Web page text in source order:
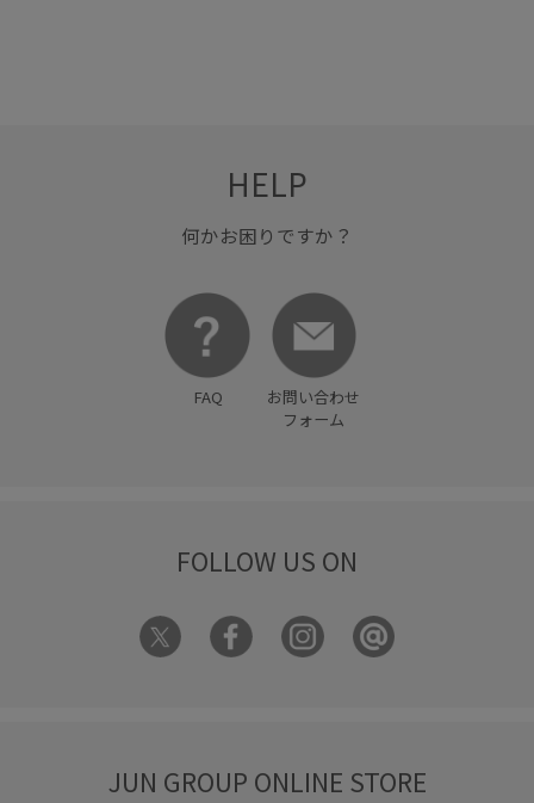
HELP
何かお困りですか？
FAQ
お問い合わせ
フォーム
FOLLOW US ON
JUN GROUP ONLINE STORE